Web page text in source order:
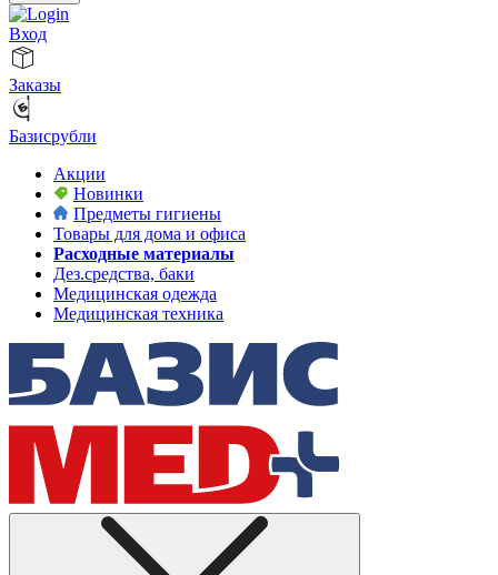
Вход
Заказы
Базисрубли
Акции
Новинки
Предметы гигиены
Товары для дома и офиса
Расходные материалы
Дез.средства, баки
Медицинская одежда
Медицинская техника